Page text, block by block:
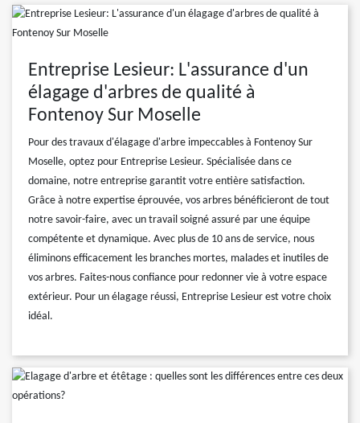
Entreprise Lesieur: L'assurance d'un
élagage d'arbres de qualité à
Fontenoy Sur Moselle
Pour des travaux d'élagage d'arbre impeccables à Fontenoy Sur
Moselle, optez pour Entreprise Lesieur. Spécialisée dans ce
domaine, notre entreprise garantit votre entière satisfaction.
Grâce à notre expertise éprouvée, vos arbres bénéficieront de tout
notre savoir-faire, avec un travail soigné assuré par une équipe
compétente et dynamique. Avec plus de 10 ans de service, nous
éliminons efficacement les branches mortes, malades et inutiles de
vos arbres. Faites-nous confiance pour redonner vie à votre espace
extérieur. Pour un élagage réussi, Entreprise Lesieur est votre choix
idéal.